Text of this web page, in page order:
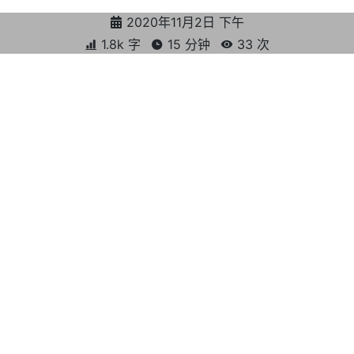
2020年11月2日 下午
1.8k 字
15 分钟 33 次